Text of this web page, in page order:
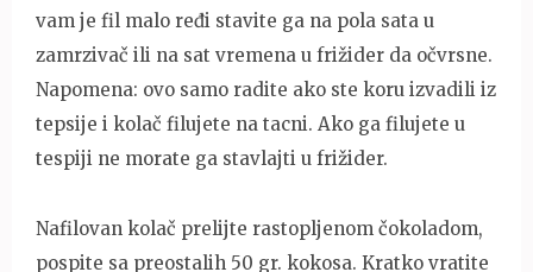
vam je fil malo ređi stavite ga na pola sata u
zamrzivač ili na sat vremena u frižider da očvrsne.
Napomena: ovo samo radite ako ste koru izvadili iz
tepsije i kolač filujete na tacni. Ako ga filujete u
tespiji ne morate ga stavlajti u frižider.
Nafilovan kolač prelijte rastopljenom čokoladom,
pospite sa preostalih 50 gr. kokosa. Kratko vratite